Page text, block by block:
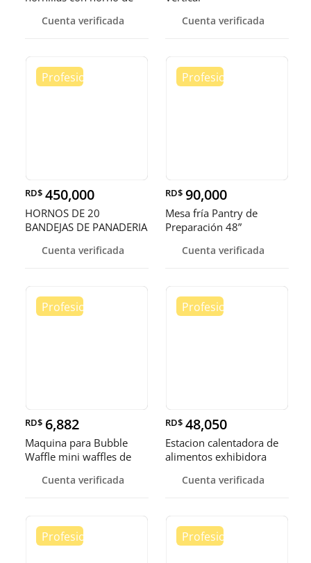
Cuenta verificada Cuenta verificada
RD$ 450,000
HORNOS DE 20
BANDEJAS DE PANADERIA
Cuenta verificada
RD$ 90,000
Mesa fría Pantry de
Preparación 48”
Cuenta verificada
RD$ 6,882
Maquina para Bubble
Waffle mini waffles de
Cuenta verificada
RD$ 48,050
Estacion calentadora de
alimentos exhibidora
Cuenta verificada